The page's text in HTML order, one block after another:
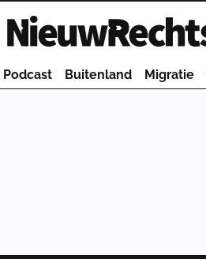
Homepage van NieuwRechts
Podcast Buitenland Migratie